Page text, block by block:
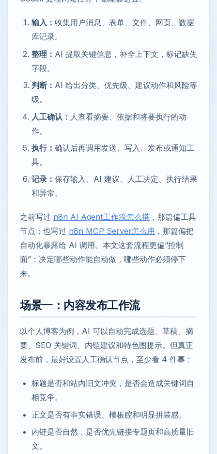
输入： 收集用户消息、表单、文件、网页、数据
库记录。
整理： AI 提取关键信息，补全上下文，标记缺失
字段。
判断： AI 给出分类、优先级、建议动作和风险等
级。
人工确认： 人查看摘要、依据和将要执行的动
作。
执行： 确认后再调用发送、写入、发布或通知工
具。
记录： 保存输入、AI 建议、人工决定、执行结果
和异常。
之前写过 n8n AI Agent工作流怎么搭 ，那篇偏工具
节点；也写过 n8n MCP Server怎么用 ，那篇偏把
自动化暴露给 AI 调用。本文这套流程更偏“控制
面”：决定哪些动作能自动做，哪些动作必须停下
来。
场景一：内容发布工作流
以个人博客为例，AI 可以自动完成选题、草稿、摘
要、SEO 关键词、内链建议和特色图提示。但真正
发布前，最好设置人工确认节点，至少看 4 件事：
标题是否和站内旧文冲突，是否会造成关键词自
相竞争。
正文是否有事实错误、模板腔和明显拼装感。
内链是否自然，是否优先链接专题页和高质量旧
文。